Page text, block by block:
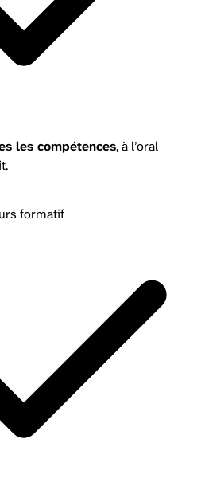
les compétences, à l’oral
formatif